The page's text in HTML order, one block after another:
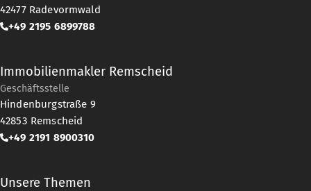
42477 Radevormwald
+49 2195 6899788
Immobilienmakler Remscheid
Geschäftsstelle
Hindenburgstraße 9
42853 Remscheid
+49 2191 8900310
Unsere Themen